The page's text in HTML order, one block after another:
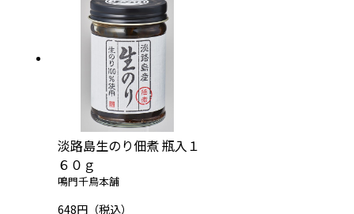
淡路島生のり佃煮 瓶入１
６０ｇ
鳴門千鳥本舗
648円（税込）